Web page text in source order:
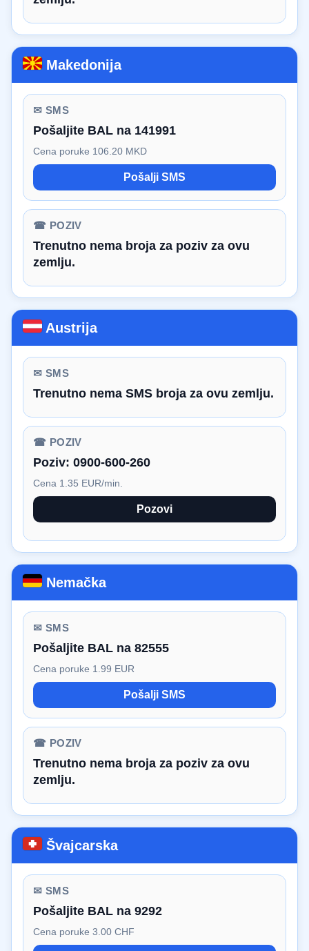
Makedonija
✉ SMS
Pošaljite BAL na 141991
Cena poruke 106.20 MKD
Pošalji SMS
☎ POZIV
Trenutno nema broja za poziv za ovu
zemlju.
Austrija
✉ SMS
Trenutno nema SMS broja za ovu zemlju.
☎ POZIV
Poziv: 0900-600-260
Cena 1.35 EUR/min.
Pozovi
Nemačka
✉ SMS
Pošaljite BAL na 82555
Cena poruke 1.99 EUR
Pošalji SMS
☎ POZIV
Trenutno nema broja za poziv za ovu
zemlju.
Švajcarska
✉ SMS
Pošaljite BAL na 9292
Cena poruke 3.00 CHF